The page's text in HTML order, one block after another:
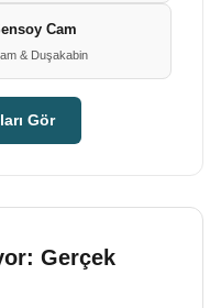
Cam
& Duşakabin
Gör
Gerçek